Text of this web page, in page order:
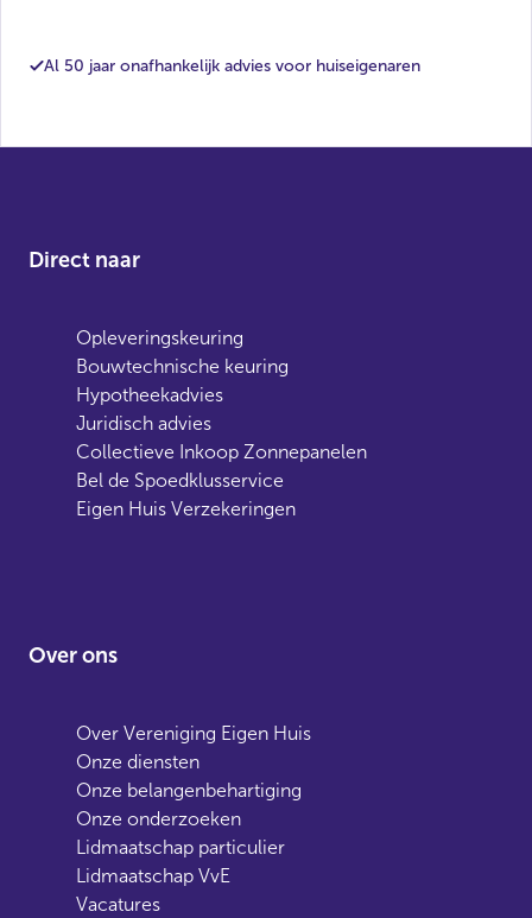
Al 50 jaar onafhankelijk advies voor huiseigenaren
Direct naar
Opleveringskeuring
Bouwtechnische keuring
Hypotheekadvies
Juridisch advies
Collectieve Inkoop Zonnepanelen
Bel de Spoedklusservice
Eigen Huis Verzekeringen
Over ons
Over Vereniging Eigen Huis
Onze diensten
Onze belangenbehartiging
Onze onderzoeken
Lidmaatschap particulier
Lidmaatschap VvE
Vacatures